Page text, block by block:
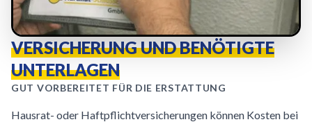
VERSICHERUNG UND BENÖTIGTE
UNTERLAGEN
GUT VORBEREITET FÜR DIE ERSTATTUNG
Hausrat- oder Haftpflichtversicherungen können Kosten bei